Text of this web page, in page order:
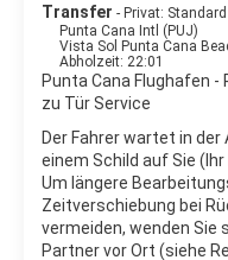
Transfer - Privat:
Punta Cana Intl (PUJ)
Vista Sol Punta Cana
Abholzeit: 22:01
Punta Cana Flughafen
zu Tür Service
Der Fahrer wartet in
einem Schild auf Sie
Um längere
Zeitverschiebung bei
vermeiden, wenden Sie
Partner vor Ort (siehe